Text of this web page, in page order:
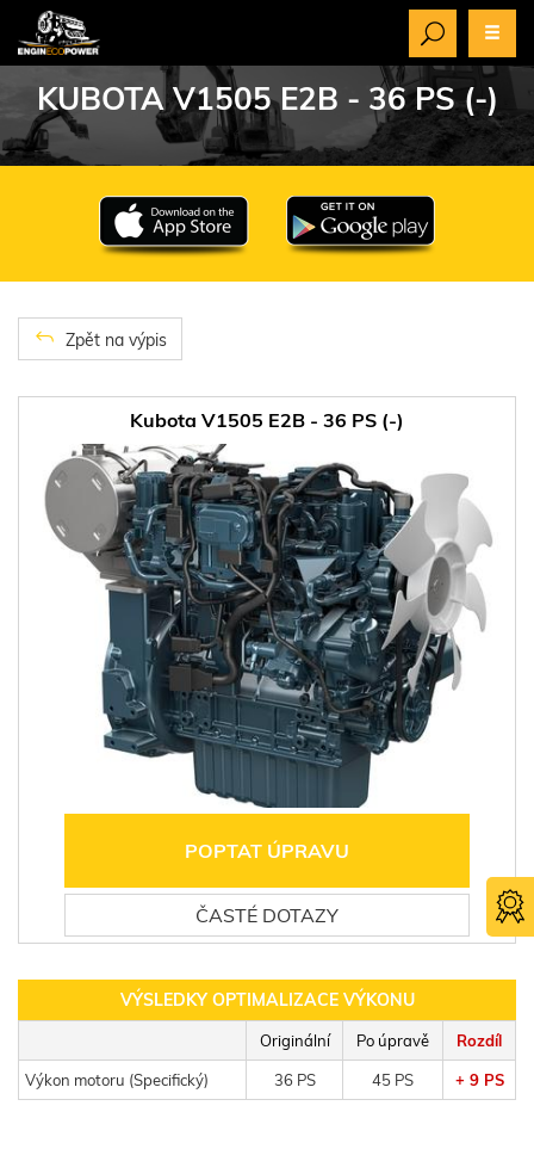
KUBOTA V1505 E2B - 36 PS (-)
Zpět na výpis
Kubota V1505 E2B - 36 PS (-)
POPTAT ÚPRAVU
ČASTÉ DOTAZY
VÝSLEDKY OPTIMALIZACE VÝKONU
Originální Po úpravě Rozdíl
Výkon motoru (Specifický) 36 PS 45 PS + 9 PS